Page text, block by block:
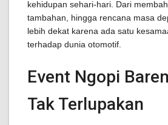
kehidupan sehari-hari. Dari
tambahan, hingga rencana masa
lebih dekat karena ada satu
terhadap dunia otomotif.
Event Ngopi
Tak Terlupakan